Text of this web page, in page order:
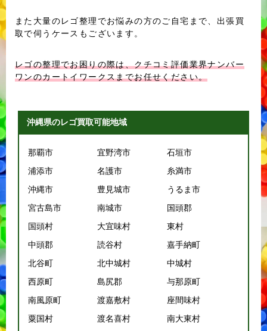
また大量のレゴ整理でお悩みの方のご自宅まで、出張買
取で伺うケースもございます。
レゴの整理でお困りの際は、クチコミ評価業界ナンバー
ワンのカートイワークスまでお任せください。
沖縄県のレゴ買取可能地域
那覇市 宜野湾市
石垣市
浦添市
名護市
糸満市
沖縄市
豊見城市
うるま市
宮古島市
南城市
国頭郡
国頭村
大宜味村
東村
中頭郡
読谷村
嘉手納町
北谷町
北中城村
中城村
西原町
島尻郡
与那原町
南風原町
渡嘉敷村
座間味村
粟国村
渡名喜村
南大東村